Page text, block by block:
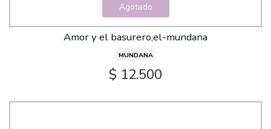
Agotado
Amor y el basurero,el-mundana
MUNDANA
$ 12.500